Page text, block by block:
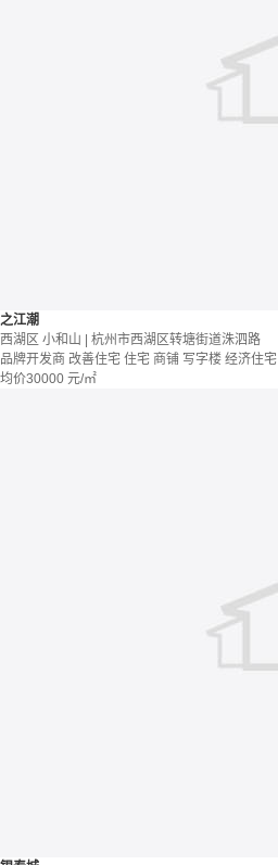
之江潮
西湖区 小和山 | 杭州市西湖区转塘街道洙泗路
品牌开发商 改善住宅 住宅 商铺 写字楼 经济住宅
均价30000 元/㎡